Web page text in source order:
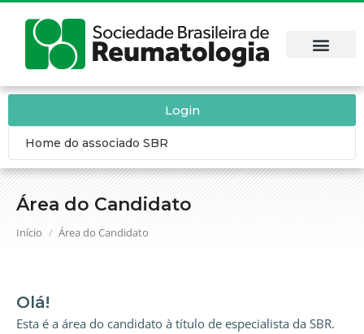
Área do Candidato
Você está aqui:
Início Área do Candidato
Login
Home do associado SBR
Olá!
Esta é a área do candidato à título de especialista da SBR.